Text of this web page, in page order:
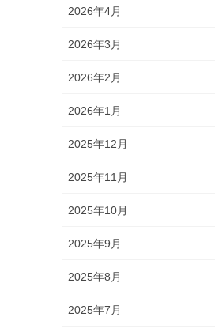
2026年4月
2026年3月
2026年2月
2026年1月
2025年12月
2025年11月
2025年10月
2025年9月
2025年8月
2025年7月